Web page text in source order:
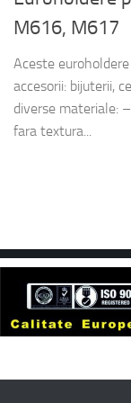
M616, M617
Aceste
accesorii: bijuterii,
diverse materiale:
fara textura...